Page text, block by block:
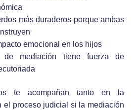
más duraderos porque ambas
emocional en los hijos
de mediación tiene fuerza de
te acompañan tanto en la
el proceso judicial si la mediación